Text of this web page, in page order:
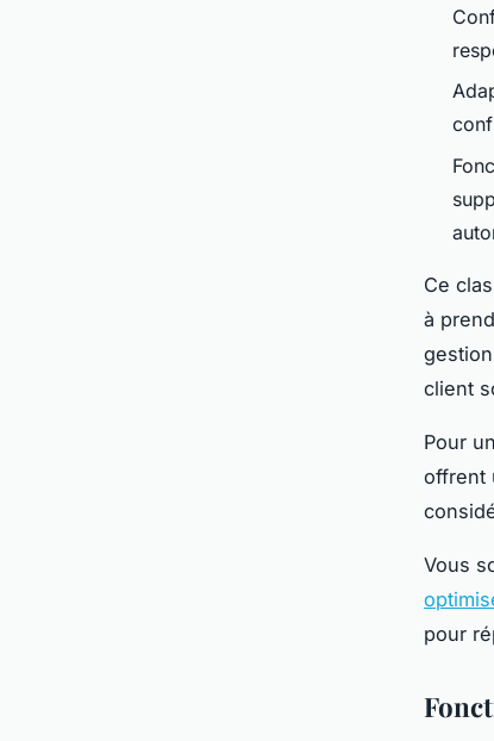
Ce
à
client
Pour
offrent
Vous
pour